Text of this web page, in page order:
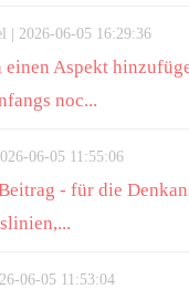
| 2026-06-05 16:29:36
Aspekt
noc...
06-05 11:55:06
- für die
06-05 11:53:04